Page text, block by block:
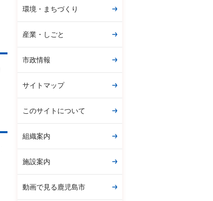
環境・まちづくり
産業・しごと
市政情報
サイトマップ
このサイトについて
組織案内
施設案内
動画で見る鹿児島市